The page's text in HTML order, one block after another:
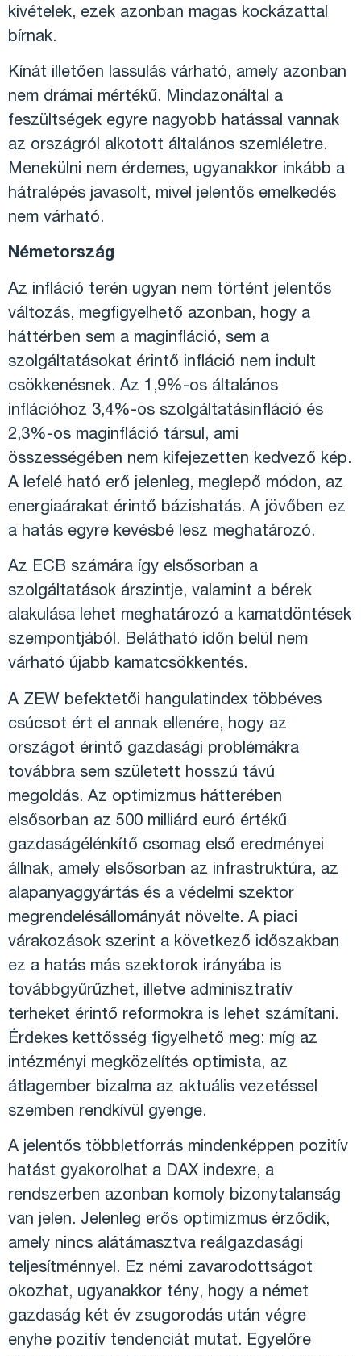
kivételek, ezek azonban magas kockázattal
bírnak.
Kínát illetően lassulás várható, amely azonban
nem drámai mértékű. Mindazonáltal a
feszültségek egyre nagyobb hatással vannak
az országról alkotott általános szemléletre.
Menekülni nem érdemes, ugyanakkor inkább a
hátralépés javasolt, mivel jelentős emelkedés
nem várható.
Németország
Az infláció terén ugyan nem történt jelentős
változás, megfigyelhető azonban, hogy a
háttérben sem a maginfláció, sem a
szolgáltatásokat érintő infláció nem indult
csökkenésnek. Az 1,9%-os általános
inflációhoz 3,4%-os szolgáltatásinfláció és
2,3%-os maginfláció társul, ami
összességében nem kifejezetten kedvező kép.
A lefelé ható erő jelenleg, meglepő módon, az
energiaárakat érintő bázishatás. A jövőben ez
a hatás egyre kevésbé lesz meghatározó.
Az ECB számára így elsősorban a
szolgáltatások árszintje, valamint a bérek
alakulása lehet meghatározó a kamatdöntések
szempontjából. Belátható időn belül nem
várható újabb kamatcsökkentés.
A ZEW befektetői hangulatindex többéves
csúcsot ért el annak ellenére, hogy az
országot érintő gazdasági problémákra
továbbra sem született hosszú távú
megoldás. Az optimizmus hátterében
elsősorban az 500 milliárd euró értékű
gazdaságélénkítő csomag első eredményei
állnak, amely elsősorban az infrastruktúra, az
alapanyaggyártás és a védelmi szektor
megrendelésállományát növelte. A piaci
várakozások szerint a következő időszakban
ez a hatás más szektorok irányába is
továbbgyűrűzhet, illetve adminisztratív
terheket érintő reformokra is lehet számítani.
Érdekes kettősség figyelhető meg: míg az
intézményi megközelítés optimista, az
átlagember bizalma az aktuális vezetéssel
szemben rendkívül gyenge.
A jelentős többletforrás mindenképpen pozitív
hatást gyakorolhat a DAX indexre, a
rendszerben azonban komoly bizonytalanság
van jelen. Jelenleg erős optimizmus érződik,
amely nincs alátámasztva reálgazdasági
teljesítménnyel. Ez némi zavarodottságot
okozhat, ugyanakkor tény, hogy a német
gazdaság két év zsugorodás után végre
enyhe pozitív tendenciát mutat. Egyelőre